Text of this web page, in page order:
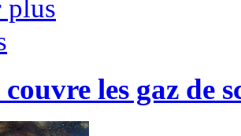
plus
couvre les gaz de